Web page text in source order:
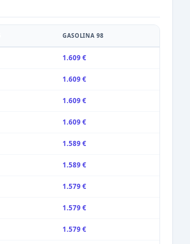
GASOLINA 98
1.609 €
1.609 €
1.609 €
1.609 €
1.589 €
1.589 €
1.579 €
1.579 €
1.579 €